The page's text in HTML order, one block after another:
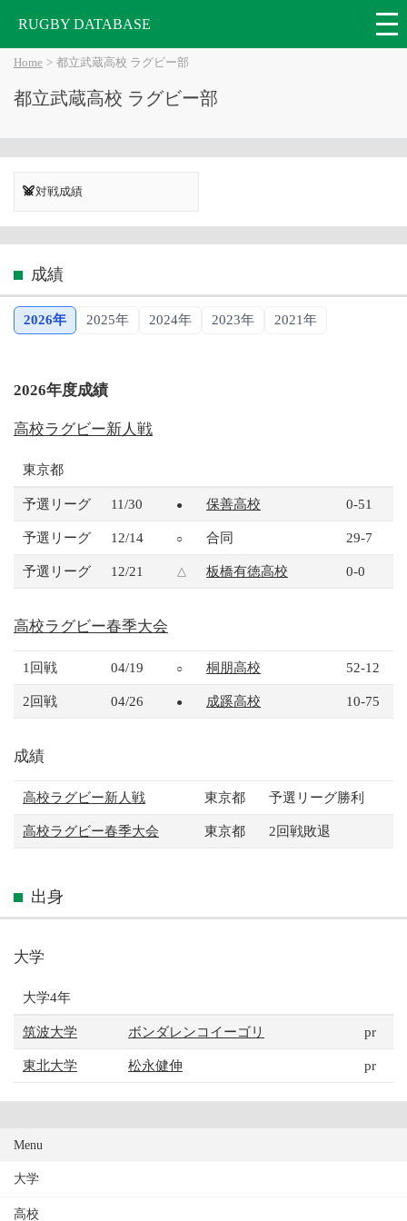
RUGBY DATABASE
Home 都立武蔵高校 ラグビー部
都立武蔵高校 ラグビー部
対戦成績
成績
2026年 2025年 2024年 2023年 2021年
2026年度成績
高校ラグビー新人戦
東京都
予選リーグ 11/30 ● 保善高校 0-51
予選リーグ 12/14 ○ 合同 29-7
予選リーグ 12/21 △ 板橋有徳高校 0-0
高校ラグビー春季大会
1回戦 04/19 ○ 桐朋高校 52-12
2回戦 04/26 ● 成蹊高校 10-75
成績
高校ラグビー新人戦 東京都 予選リーグ勝利
高校ラグビー春季大会 東京都 2回戦敗退
出身
大学
大学4年
筑波大学 ボンダレンコイーゴリ pr
東北大学 松永健伸 pr
Menu
大学
高校